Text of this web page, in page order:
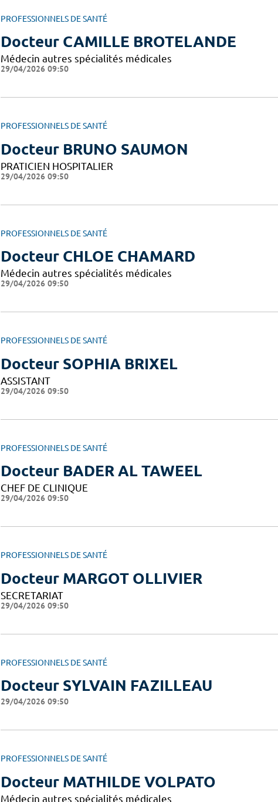
PROFESSIONNELS DE SANTÉ
Docteur CAMILLE BROTELANDE
Médecin autres spécialités médicales
29/04/2026 09:50
PROFESSIONNELS DE SANTÉ
Docteur BRUNO SAUMON
PRATICIEN HOSPITALIER
29/04/2026 09:50
PROFESSIONNELS DE SANTÉ
Docteur CHLOE CHAMARD
Médecin autres spécialités médicales
29/04/2026 09:50
PROFESSIONNELS DE SANTÉ
Docteur SOPHIA BRIXEL
ASSISTANT
29/04/2026 09:50
PROFESSIONNELS DE SANTÉ
Docteur BADER AL TAWEEL
CHEF DE CLINIQUE
29/04/2026 09:50
PROFESSIONNELS DE SANTÉ
Docteur MARGOT OLLIVIER
SECRETARIAT
29/04/2026 09:50
PROFESSIONNELS DE SANTÉ
Docteur SYLVAIN FAZILLEAU
29/04/2026 09:50
PROFESSIONNELS DE SANTÉ
Docteur MATHILDE VOLPATO
Médecin autres spécialités médicales